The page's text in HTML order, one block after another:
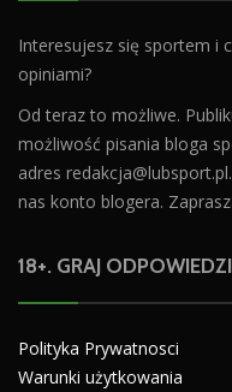
Interesujesz się sportem i
opiniami?
Od teraz to możliwe.
możliwość pisania bloga
adres redakcja@lubsport.pl
nas konto blogera.
18+. GRAJ
Polityka Prywatnosci
Warunki użytkowania